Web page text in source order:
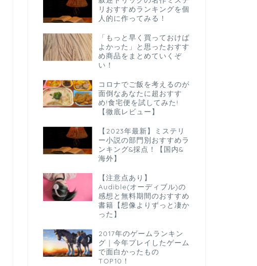
リおすすめランキングを個
人的に作ってみる！
「もっと早く買っておけば
よかった」と思ったおすす
め商品をまとめていくぞ
い！
コロナでご飯を考えるのが
面倒なあなたに超おすす
め!食宅便を試してみた!
【徹底レビュー】
【2023年最新】ミステリ
ー小説の部門別おすすめラ
ンキング&採点！【国内&
海外】
【注意点あり】
Audible(オーディブル)の
感想と無料期間のおすすめ
書籍【想像よりずっと凄か
った】
2017年のゲームランキン
グ｜今年プレイしたゲーム
で面白かったもの
TOP10！